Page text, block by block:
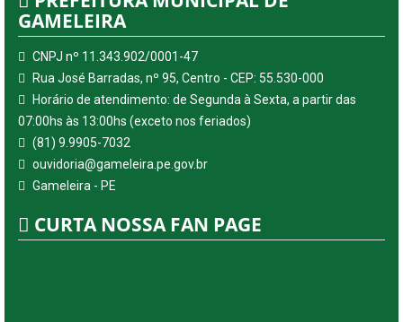
GAMELEIRA
CNPJ nº 11.343.902/0001-47
Rua José Barradas, nº 95, Centro - CEP: 55.530-000
Horário de atendimento: de Segunda à Sexta, a partir das
07:00hs às 13:00hs (exceto nos feriados)
(81) 9.9905-7032
ouvidoria@gameleira.pe.gov.br
Gameleira - PE
CURTA NOSSA FAN PAGE